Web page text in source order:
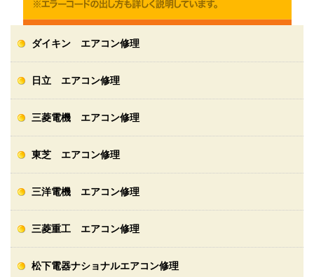
ダイキン エアコン修理
日立 エアコン修理
三菱電機 エアコン修理
東芝 エアコン修理
三洋電機 エアコン修理
三菱重工 エアコン修理
松下電器ナショナルエアコン修理